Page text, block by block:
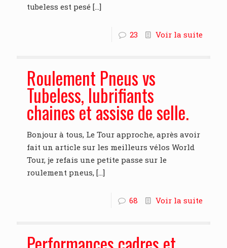
tubeless est pesé […]
23 Voir la suite
Roulement Pneus vs
Tubeless, lubrifiants
chaines et assise de selle.
Bonjour à tous, Le Tour approche, après avoir
fait un article sur les meilleurs vélos World
Tour, je refais une petite passe sur le
roulement pneus, […]
68 Voir la suite